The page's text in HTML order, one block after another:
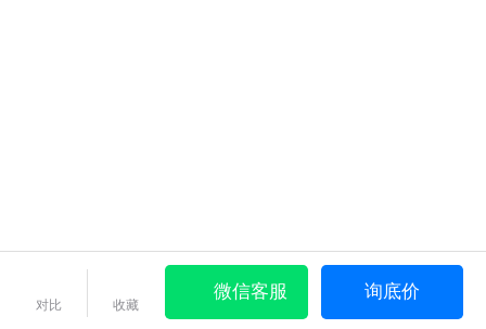
对比 收藏
微信客服 询底价